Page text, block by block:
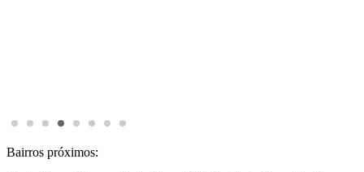
Bairros próximos: